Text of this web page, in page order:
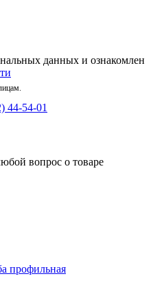
данных и ознакомлен
44-54-01
вопрос о товаре
профильная